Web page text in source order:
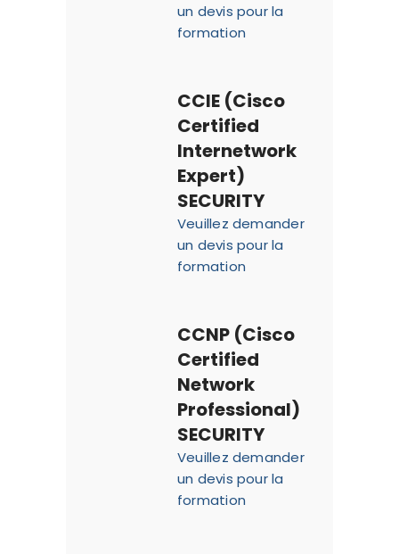
un devis pour la
formation
CCIE (Cisco
Certified
Internetwork
Expert)
SECURITY
Veuillez demander
un devis pour la
formation
CCNP (Cisco
Certified
Network
Professional)
SECURITY
Veuillez demander
un devis pour la
formation